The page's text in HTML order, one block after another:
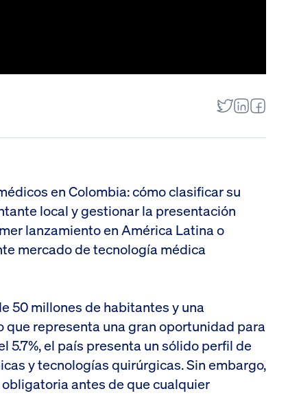
en Colombia: cómo clasificar su
local y gestionar la presentación
lanzamiento en América Latina o
mercado de tecnología médica
50 millones de habitantes y una
representa una gran oportunidad para
5.7%, el país presenta un sólido perfil de
y tecnologías quirúrgicas. Sin embargo,
antes de que cualquier